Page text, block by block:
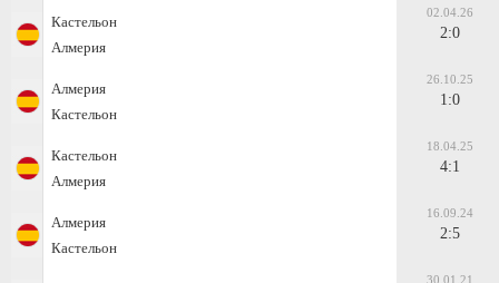
Кастельон
Алмерия
02.04.26
2:0
Алмерия
Кастельон
26.10.25
1:0
Кастельон
Алмерия
18.04.25
4:1
Алмерия
Кастельон
16.09.24
2:5
30.01.21